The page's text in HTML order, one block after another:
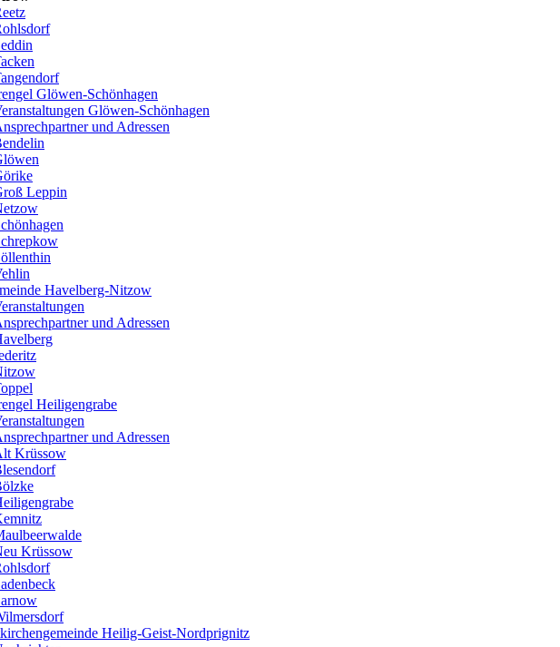
Glöwen-Schönhagen
Glöwen-Schönhagen
und Adressen
Leppin
Havelberg-Nitzow
und Adressen
Heiligengrabe
und Adressen
Krüssow
Krüssow
Heilig-Geist-Nordprignitz